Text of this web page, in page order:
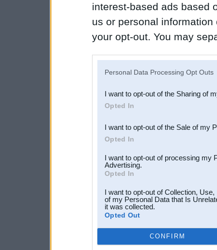
interest-based ads based
us or personal
your opt-out. You may
Downstream Participants
third parties.
Personal Data Processing Opt Outs
I want to opt-out of the Sharing of
Opted In
I want to opt-out of the Sale of my
Opted In
I want to opt-out of processing my
Advertising.
Opted In
I want to opt-out of Collection,
of my Personal Data that Is
it was collected.
Opted Out
CONFIRM